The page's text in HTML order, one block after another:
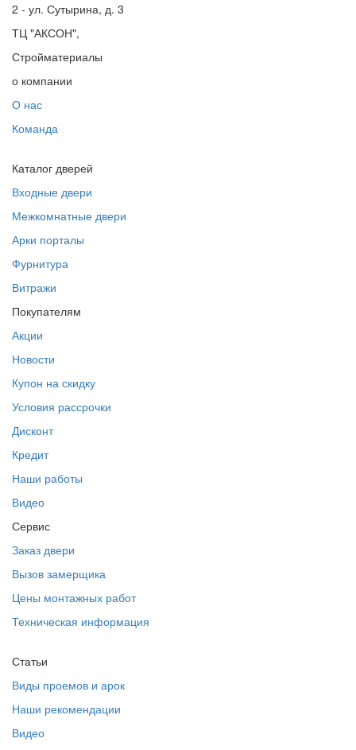
2 - ул. Сутырина, д. 3
ТЦ "АКСОН",
Стройматериалы
о компании
О нас
Команда
Каталог дверей
Входные двери
Межкомнатные двери
Арки порталы
Фурнитура
Витражи
Покупателям
Акции
Новости
Купон на скидку
Условия рассрочки
Дисконт
Кредит
Наши работы
Видео
Сервис
Заказ двери
Вызов замерщика
Цены монтажных работ
Техническая информация
Статьи
Виды проемов и арок
Наши рекомендации
Видео